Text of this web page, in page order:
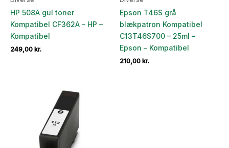
HP 508A gul toner
Kompatibel CF362A – HP –
Kompatibel
249,00 kr.
Epson T46S grå
blækpatron Kompatibel
C13T46S700 – 25ml –
Epson – Kompatibel
210,00 kr.